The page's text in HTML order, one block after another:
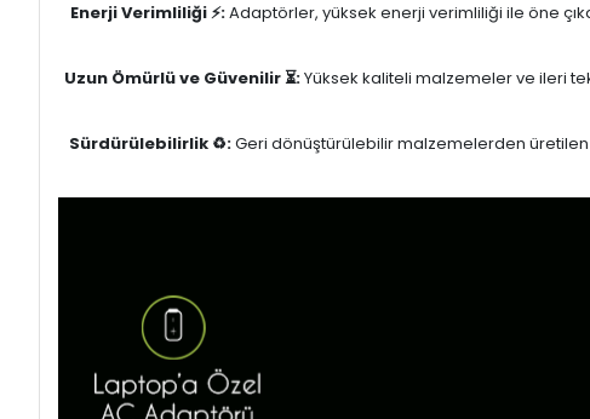
Enerji Verimliliği ⚡:Adaptörler, yüksek enerji verimliliği ile öne
Uzun Ömürlü ve Güvenilir ⏳:Yüksek kaliteli malzemeler ve ileri
Sürdürülebilirlik ♻️:Geri dönüştürülebilir malzemelerden üretilen